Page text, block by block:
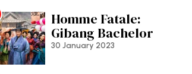
Homme Fatale:
Gibang Bachelor
30 January 2023